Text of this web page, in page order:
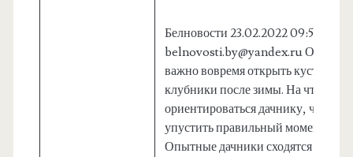
Белновости 23.02.2022 09:54
belnovosti.by@yandex.ruОчень
важно вовремя открыть кустики
клубники после зимы. На что
ориентироваться дачнику, чтобы
упустить правильный момент?
Опытные дачники сходятся во